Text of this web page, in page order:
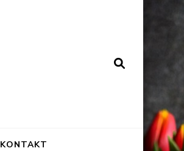
KONTAKT